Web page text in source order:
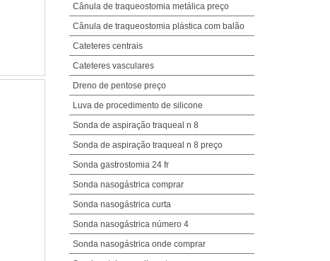
Cânula de traqueostomia metálica preço
Cânula de traqueostomia plástica com balão
Cateteres centrais
Cateteres vasculares
Dreno de pentose preço
Luva de procedimento de silicone
Sonda de aspiração traqueal n 8
Sonda de aspiração traqueal n 8 preço
Sonda gastrostomia 24 fr
Sonda nasogástrica comprar
Sonda nasogástrica curta
Sonda nasogástrica número 4
Sonda nasogástrica onde comprar